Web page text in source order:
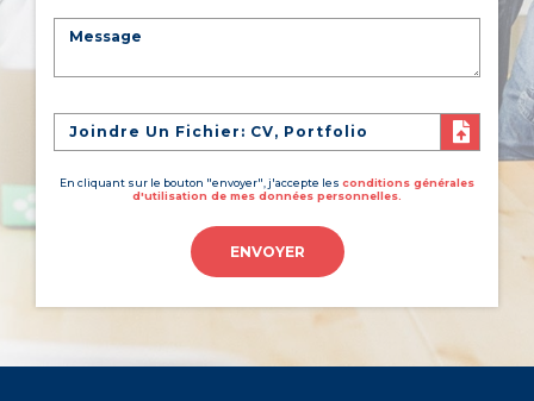
Joindre Un Fichier: CV, Portfolio
En cliquant sur le bouton "envoyer", j'accepte les conditions générales
d'utilisation de mes données personnelles.
ENVOYER